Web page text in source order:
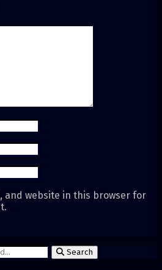
and website in this browser for
Search